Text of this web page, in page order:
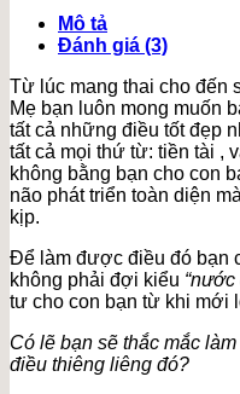
Sinh
số
lượng
Mô tả
Đánh giá (3)
Từ lúc mang thai cho đến
Mẹ bạn luôn mong muốn
tất cả những điều tốt đẹp
tất cả mọi thứ từ: tiền tài ,
không bằng bạn cho con
não phát triển toàn diện
kịp.
Để làm được điều đó bạn
không phải đợi kiểu
tư cho con bạn từ khi mới
Có lẽ bạn sẽ thắc mắc
điều thiêng liêng đó?